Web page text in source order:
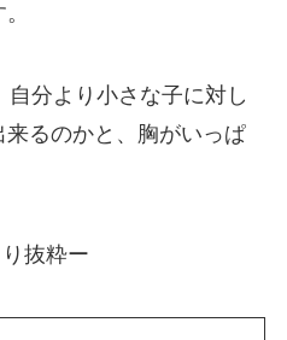
分より小さな子に対し
るのかと、胸がいっぱ
抜粋ー